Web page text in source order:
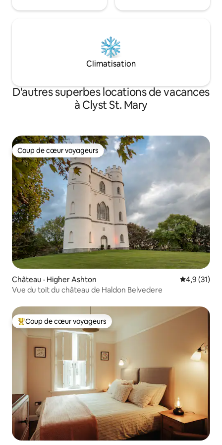
Climatisation
D'autres superbes locations de vacances
à Clyst St. Mary
Coup de cœur voyageurs
Coup de cœur voyageurs
Château · Higher Ashton Note
4,9 (31)
Vue du toit du château de Haldon Belvedere
Coup de cœur voyageurs parmi les plus aimés
Coup de cœur voyageurs